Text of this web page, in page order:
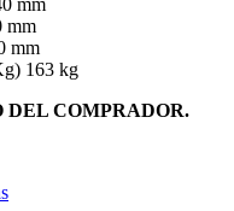
mm
mm
163 kg
DEL COMPRADOR.